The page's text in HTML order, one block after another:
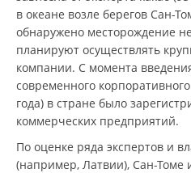
в океане возле берегов Сан-
обнаружено месторождение
планируют осуществлять
компании. С момента
современного
года) в стране было
коммерческих предприятий.
По оценке ряда экспертов и
(например, Латвии), Сан-Томе